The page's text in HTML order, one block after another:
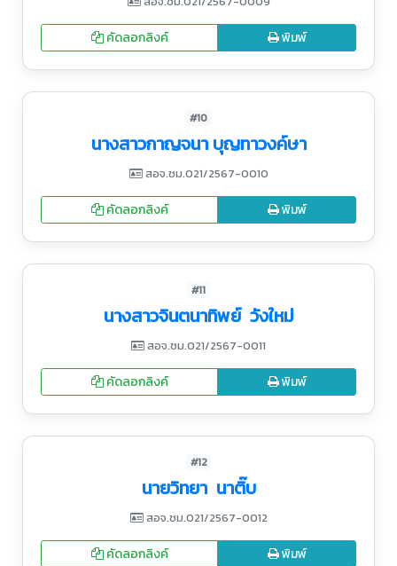
คัดลอกลิงค์ พิมพ์
#10
นางสาวกาญจนา บุญทาวงค์ษา
สอจ.ชม.021/2567-0010
คัดลอกลิงค์ พิมพ์
#11
นางสาวจินตนาทิพย์ วังใหม่
สอจ.ชม.021/2567-0011
คัดลอกลิงค์ พิมพ์
#12
นายวิทยา นาติ๊บ
สอจ.ชม.021/2567-0012
คัดลอกลิงค์ พิมพ์